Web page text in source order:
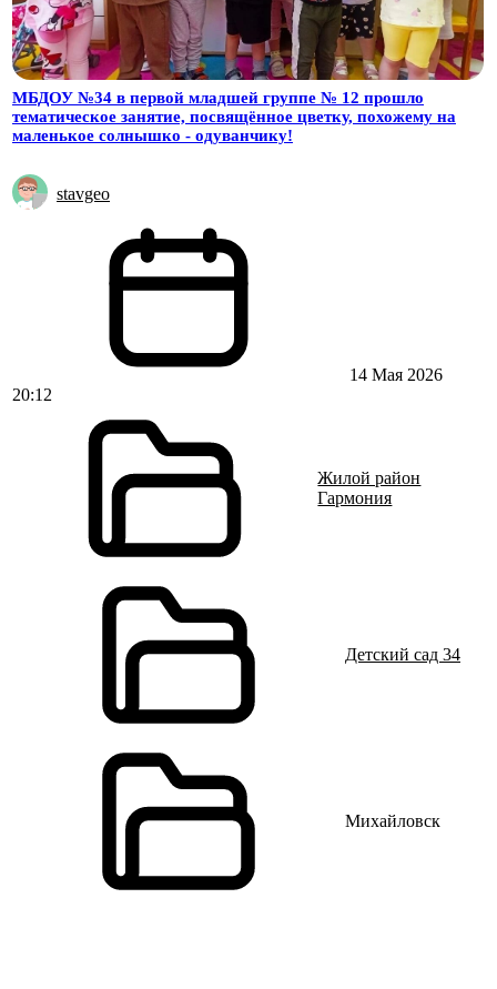
МБДОУ №34 в первой младшей группе № 12 прошло
тематическое занятие, посвящённое цветку, похожему на
маленькое солнышко - одуванчику!
stavgeo
14 Мая 2026
20:12
Жилой район
Гармония
Детский сад 34
Михайловск